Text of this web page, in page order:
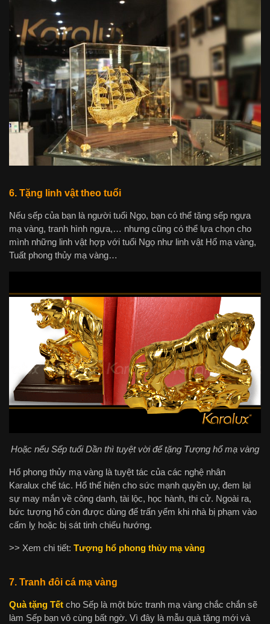
6. Tặng linh vật theo tuổi
Nếu sếp của bạn là người tuổi Ngọ, bạn có thể tặng sếp ngựa
mạ vàng, tranh hình ngựa,… nhưng cũng có thể lựa chọn cho
mình những linh vật hợp với tuổi Ngọ như linh vật Hổ mạ vàng,
Tuất phong thủy mạ vàng…
Hoặc nếu Sếp tuổi Dần thì tuyệt vời để tặng Tượng hổ mạ vàng
Hổ phong thủy mạ vàng là tuyệt tác của các nghệ nhân
Karalux chế tác. Hổ thể hiện cho sức mạnh quyền uy, đem lại
sự may mắn về công danh, tài lộc, học hành, thi cử. Ngoài ra,
bức tượng hổ còn được dùng để trấn yểm khi nhà bị phạm vào
cấm lỵ hoặc bị sát tinh chiếu hướng.
>> Xem chi tiết: Tượng hổ phong thủy mạ vàng
7. Tranh đôi cá mạ vàng
Quà tặng Tết cho Sếp là một bức tranh mạ vàng chắc chắn sẽ
làm Sếp bạn vô cùng bất ngờ. Vì đây là mẫu quà tặng mới và